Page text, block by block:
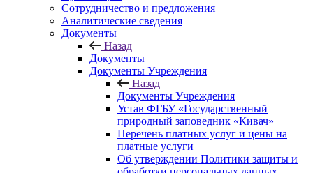
Сотрудничество и предложения
Аналитические сведения
Документы
Назад
Документы
Документы Учреждения
Назад
Документы Учреждения
Устав ФГБУ «Государственный
природный заповедник «Кивач»
Перечень платных услуг и цены на
платные услуги
Об утверждении Политики защиты и